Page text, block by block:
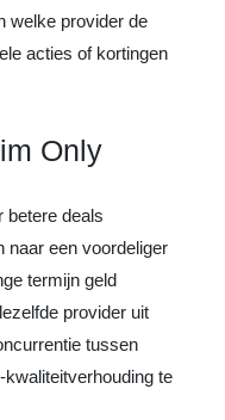
welke provider de
acties of kortingen
Only
betere deals
naar een voordeliger
termijn geld
provider uit
tussen
te